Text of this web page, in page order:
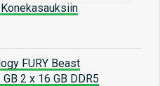
FURY Beast
2 x 16 GB DDR5